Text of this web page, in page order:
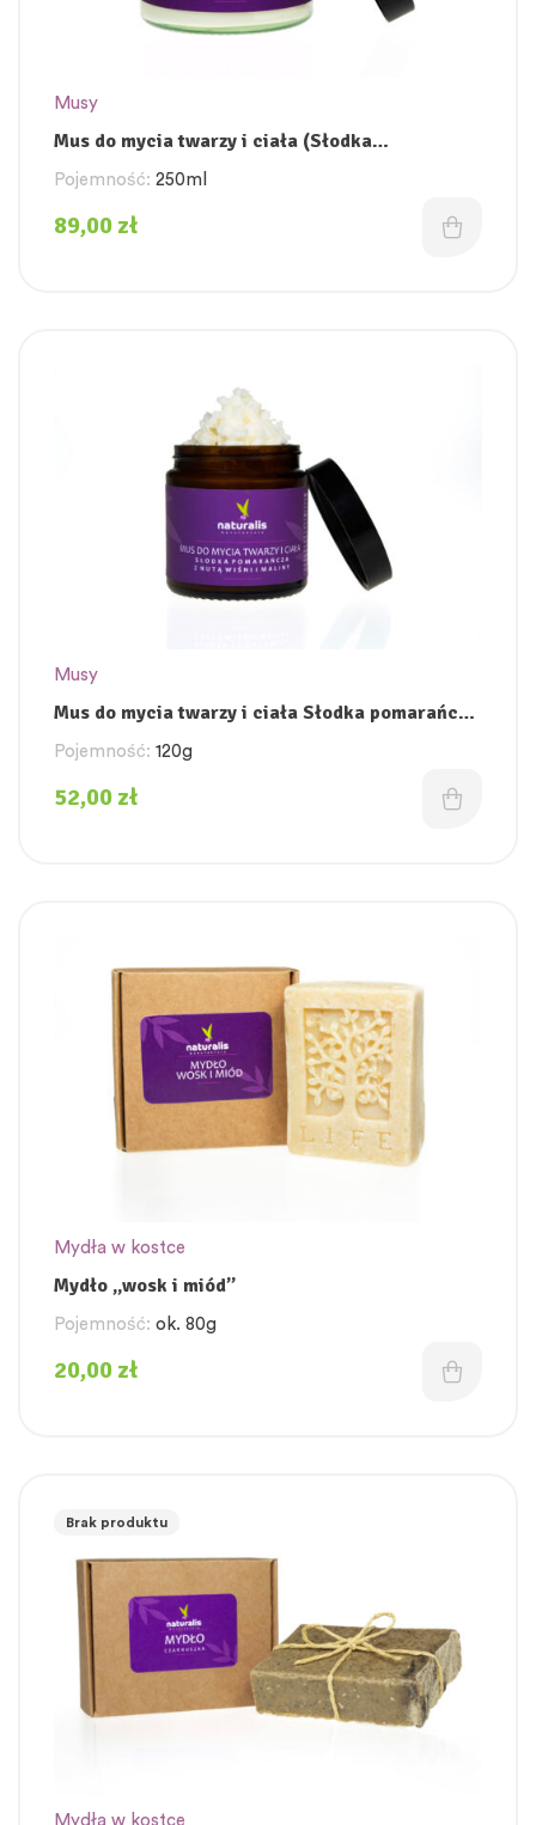
Musy
Mus do mycia twarzy i ciała (Słodka
pomarańcza z nutą wiśni i maliny)
Pojemność: 250ml
89,00 zł
Musy
Mus do mycia twarzy i ciała Słodka pomarańcza
z nutą wiśni i maliny(hydrofilowy do demakijażu)
Pojemność: 120g
52,00 zł
Mydła w kostce
Mydło „wosk i miód”
Pojemność: ok. 80g
20,00 zł
Brak produktu
Mydła w kostce